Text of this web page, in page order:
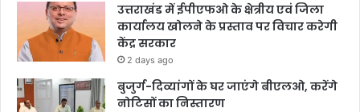
उत्तराखंड में ईपीएफओ के क्षेत्रीय एवं जिला
कार्यालय खोलने के प्रस्ताव पर विचार करेगी
केंद्र सरकार
2 days ago
बुजुर्ग-दिव्यांगों के घर जाएंगे बीएलओ, करेंगे
नोटिसों का निस्तारण